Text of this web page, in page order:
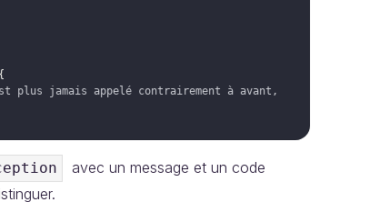
{
plus jamais appelé contrairement à avant,
avec un message et un code